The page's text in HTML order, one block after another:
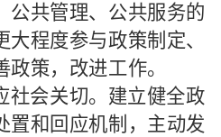
公共管理、公共服务的
程度参与政策制定、
策，改进工作。
社会关切。 建立健全政
置和回应机制，主动发